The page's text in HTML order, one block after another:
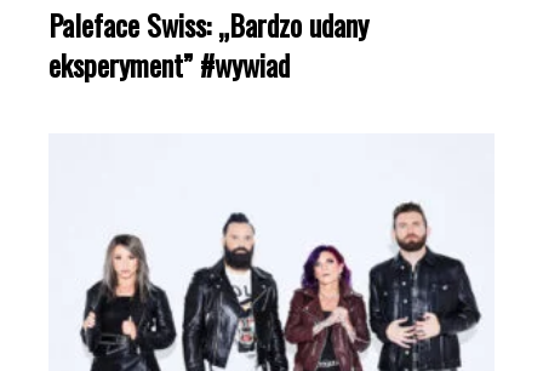
Paleface Swiss: „Bardzo udany
eksperyment” #wywiad